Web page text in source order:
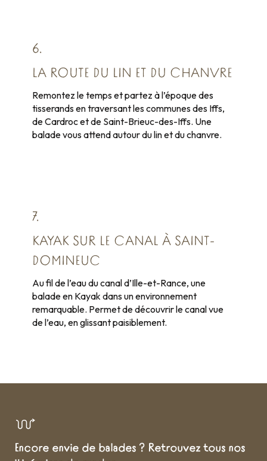
6.
LA ROUTE DU LIN ET DU CHANVRE
Remontez le temps et partez à l’époque des
tisserands en traversant les communes des Iffs,
de Cardroc et de Saint-Brieuc-des-Iffs. Une
balade vous attend autour du lin et du chanvre.
7.
KAYAK SUR LE CANAL À SAINT-
DOMINEUC
Au fil de l’eau du canal d’Ille-et-Rance, une
balade en Kayak dans un environnement
remarquable. Permet de découvrir le canal vue
de l’eau, en glissant paisiblement.
Encore envie de balades ? Retrouvez tous nos